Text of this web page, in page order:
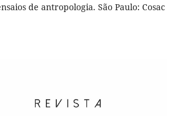
de antropologia. São Paulo: Cosac